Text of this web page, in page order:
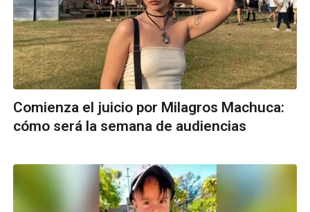
Comienza el juicio por Milagros Machuca:
cómo será la semana de audiencias